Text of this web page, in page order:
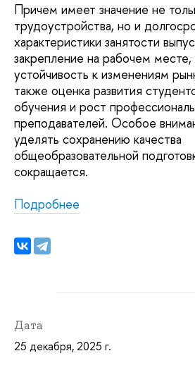
Причем имеет значение не
трудоустройства, но и
характеристики занятости
закрепление на рабочем
устойчивость к изменениям
также оценка развития
обучения и рост
преподавателей. Особое
уделять сохранению качества
общеобразовательной
сокращается.
Подробнее
Дата
25 декабря, 2025 г.